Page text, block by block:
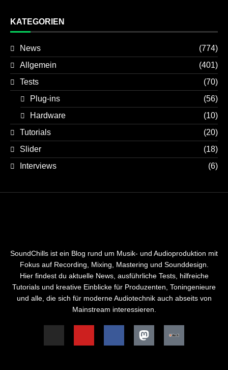
KATEGORIEN
News
(774)
Allgemein
(401)
Tests
(70)
Plug-ins
(56)
Hardware
(10)
Tutorials
(20)
Slider
(18)
Interviews
(6)
SoundChills ist ein Blog rund um Musik- und Audioproduktion mit
Fokus auf Recording, Mixing, Mastering und Sounddesign.
Hier findest du aktuelle News, ausführliche Tests, hilfreiche
Tutorials und kreative Einblicke für Produzenten, Toningenieure
und alle, die sich für moderne Audiotechnik auch abseits von
Mainstream interessieren.